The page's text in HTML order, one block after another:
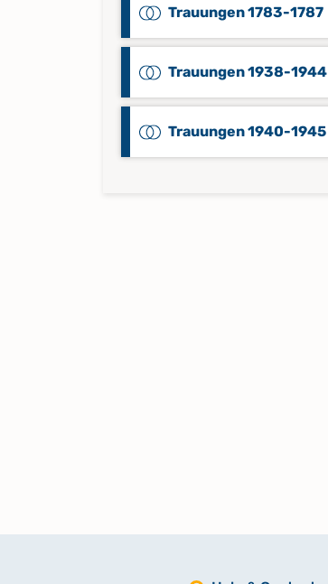
Trauungen 1783-1787
Trauungen 1938-1944
Trauungen 1940-1945